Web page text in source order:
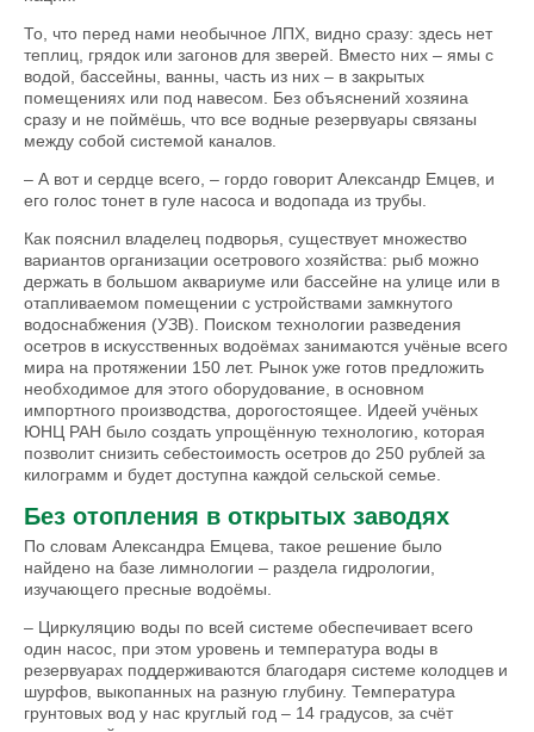
То, что перед нами необычное ЛПХ, видно сразу: здесь нет
теплиц, грядок или загонов для зверей. Вместо них – ямы с
водой, бассейны, ванны, часть из них – в закрытых
помещениях или под навесом. Без объяснений хозяина
сразу и не поймёшь, что все водные резервуары связаны
между собой системой каналов.
– А вот и сердце всего, – гордо говорит Александр Емцев, и
его голос тонет в гуле насоса и водопада из трубы.
Как пояснил владелец подворья, существует множество
вариантов организации осетрового хозяйства: рыб можно
держать в большом аквариуме или бассейне на улице или в
отапливаемом помещении с устройствами замкнутого
водоснабжения (УЗВ). Поиском технологии разведения
осетров в искусственных водоёмах занимаются учёные всего
мира на протяжении 150 лет. Рынок уже готов предложить
необходимое для этого оборудование, в основном
импортного производства, дорогостоящее. Идеей учёных
ЮНЦ РАН было создать упрощённую технологию, которая
позволит снизить себестоимость осетров до 250 рублей за
килограмм и будет доступна каждой сельской семье.
Без отопления в открытых заводях
По словам Александра Емцева, такое решение было
найдено на базе лимнологии – раздела гидрологии,
изучающего пресные водоёмы.
– Циркуляцию воды по всей системе обеспечивает всего
один насос, при этом уровень и температура воды в
резервуарах поддерживаются благодаря системе колодцев и
шурфов, выкопанных на разную глубину. Температура
грунтовых вод у нас круглый год – 14 градусов, за счёт